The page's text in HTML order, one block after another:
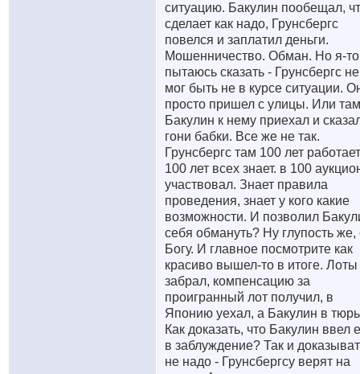
ситуацию. Бакулин пообещал,
сделает как надо, Грунсбергс
повелся и заплатил деньги.
Мошенничество. Обман. Но я-то
пытаюсь сказать - Грунсбергс не
мог быть не в курсе ситуации.
просто пришел с улицы. Или там
Бакулин к нему приехал и
гони бабки. Все же не так.
Грунсбергс там 100 лет
100 лет всех знает. в 100
участвовал. Знает правила
проведения, знает у кого какие
возможности. И позволил
себя обмануть? Ну глупость же,
Богу. И главное посмотрите как
красиво вышел-то в итоге. Лоты
забрал, компенсацию за
проигранный лот получил, в
Японию уехал, а Бакулин в
Как доказать, что Бакулин ввел
в заблуждение? Так и
не надо - Грунсбергсу верят на